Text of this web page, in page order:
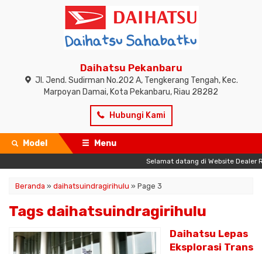
Daihatsu Pekanbaru
Jl. Jend. Sudirman No.202 A, Tengkerang Tengah, Kec.
Marpoyan Damai, Kota Pekanbaru, Riau 28282
Hubungi Kami
Model Menu
Selamat datang di Website Dealer
Beranda » daihatsuindragirihulu » Page 3
Tags daihatsuindragirihulu
Daihatsu Lepas
Eksplorasi Trans